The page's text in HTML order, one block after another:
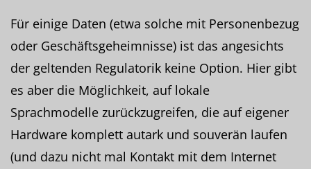
Für einige Daten (etwa solche mit Personenbezug
oder Geschäftsgeheimnisse) ist das angesichts
der geltenden Regulatorik keine Option. Hier gibt
es aber die Möglichkeit, auf lokale
Sprachmodelle zurückzugreifen, die auf eigener
Hardware komplett autark und souverän laufen
(und dazu nicht mal Kontakt mit dem Internet